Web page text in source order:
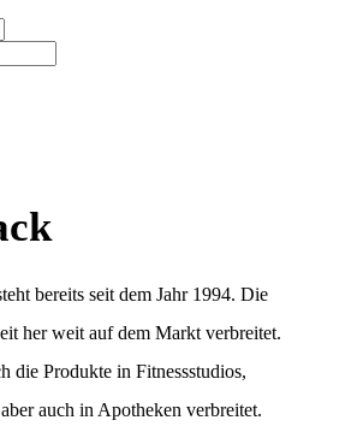
bereits seit dem Jahr 1994. Die
her weit auf dem Markt verbreitet.
die Produkte in Fitnessstudios,
auch in Apotheken verbreitet.